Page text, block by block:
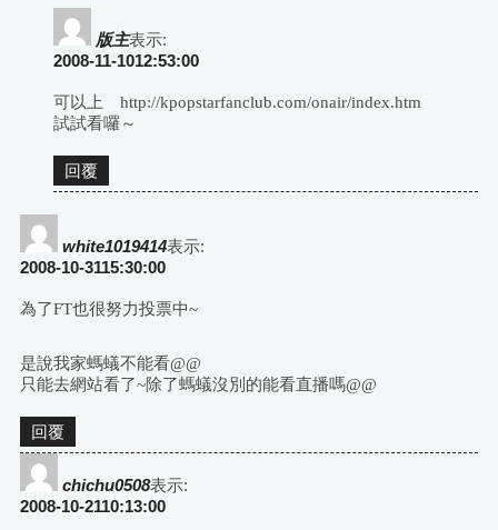
版主表示:
2008-11-1012:53:00
可以上 http://kpopstarfanclub.com/onair/index.htm
試試看囉～
回覆
white1019414表示:
2008-10-3115:30:00
為了FT也很努力投票中~
是說我家螞蟻不能看@@
只能去網站看了~除了螞蟻沒別的能看直播嗎@@
回覆
chichu0508表示:
2008-10-2110:13:00